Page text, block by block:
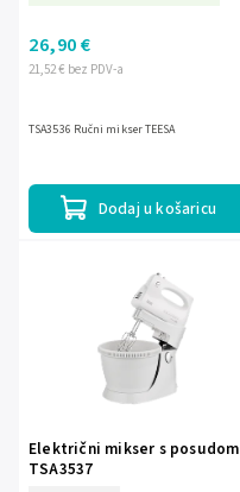
21,52 € bez PDV-a
26,90 €
Dodaj u košaricu
TSA3536 Ručni mikser TEESA
Električni mikser s posudom
TSA3537